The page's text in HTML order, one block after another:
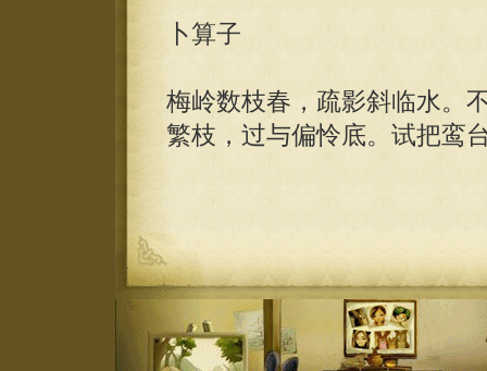
卜算子
梅岭数枝春，疏影斜临水。
繁枝，过与偏怜底。试把鸾